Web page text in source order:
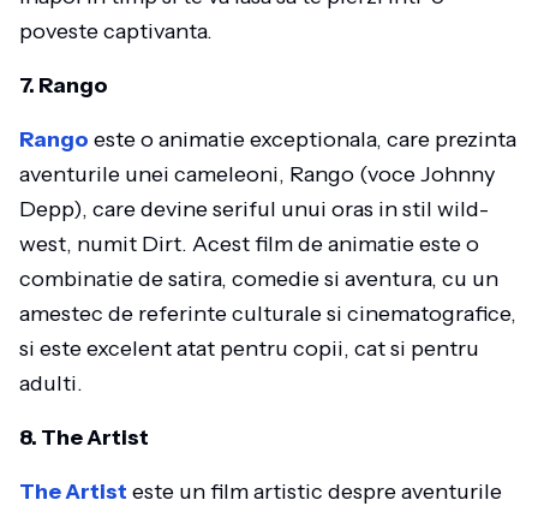
poveste captivanta.
7. Rango
Rango este o animatie exceptionala, care prezinta
aventurile unei cameleoni, Rango (voce Johnny
Depp), care devine seriful unui oras in stil wild-
west, numit Dirt. Acest film de animatie este o
combinatie de satira, comedie si aventura, cu un
amestec de referinte culturale si cinematografice,
si este excelent atat pentru copii, cat si pentru
adulti.
8. The Artist
The Artist este un film artistic despre aventurile